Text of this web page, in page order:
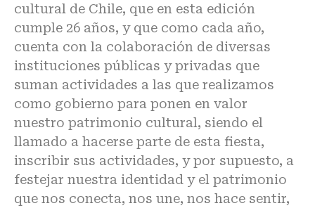
cultural de Chile, que en esta edición
cumple 26 años, y que como cada año,
cuenta con la colaboración de diversas
instituciones públicas y privadas que
suman actividades a las que realizamos
como gobierno para ponen en valor
nuestro patrimonio cultural, siendo el
llamado a hacerse parte de esta fiesta,
inscribir sus actividades, y por supuesto, a
festejar nuestra identidad y el patrimonio
que nos conecta, nos une, nos hace sentir,